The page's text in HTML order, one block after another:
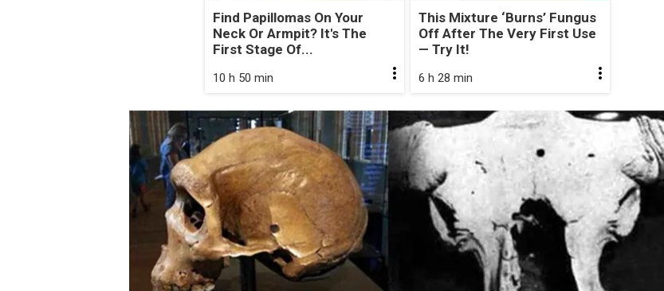
Find Papillomas On Your
Neck Or Armpit? It's The
First Stage Of...
10 h 50 min
This Mixture ‘Burns’ Fungus
Off After The Very First Use
— Try It!
6 h 28 min